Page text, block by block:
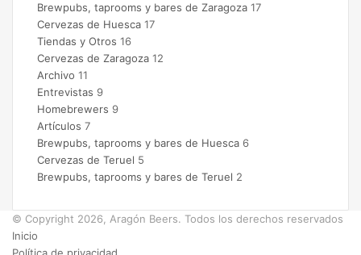
Brewpubs, taprooms y bares de Zaragoza 17
Cervezas de Huesca 17
Tiendas y Otros 16
Cervezas de Zaragoza 12
Archivo 11
Entrevistas 9
Homebrewers 9
Artículos 7
Brewpubs, taprooms y bares de Huesca 6
Cervezas de Teruel 5
Brewpubs, taprooms y bares de Teruel 2
© Copyright 2026, Aragón Beers. Todos los derechos reservados
Inicio